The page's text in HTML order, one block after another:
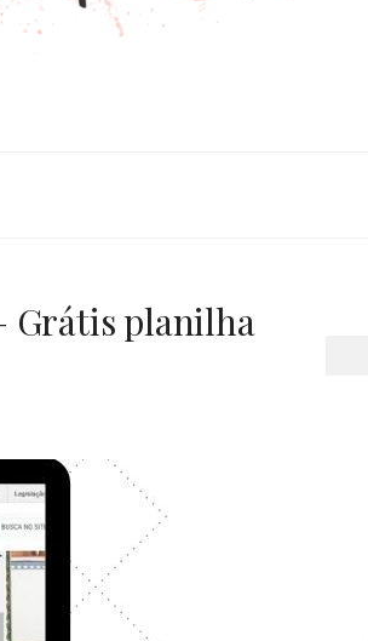
Grátis planilha